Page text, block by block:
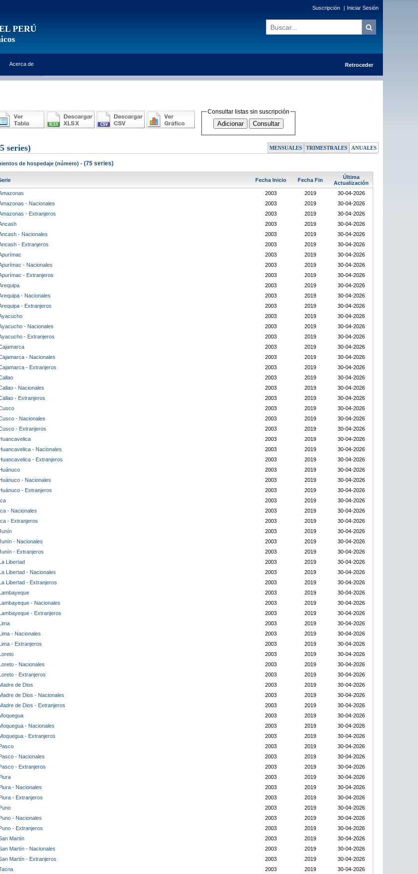
PERÚ
Suscripción | Iniciar Sesión
Acerca de Retroceder
Consultar listas sin suscripción
series) MENSUALES TRIMESTRALES ANUALES
de hospedaje (número) - (75 series)
Fecha Inicio Fecha Fin
Última
Actualización
2003 2019
30-04-2026
- Nacionales 2003 2019
30-04-2026
- Extranjeros 2003 2019
30-04-2026
2003 2019
30-04-2026
- Nacionales 2003 2019
30-04-2026
- Extranjeros 2003 2019
30-04-2026
2003 2019
30-04-2026
- Nacionales 2003 2019
30-04-2026
- Extranjeros 2003 2019
30-04-2026
2003 2019
30-04-2026
- Nacionales 2003 2019
30-04-2026
- Extranjeros 2003 2019
30-04-2026
2003 2019
30-04-2026
- Nacionales 2003 2019
30-04-2026
- Extranjeros 2003 2019
30-04-2026
2003 2019
30-04-2026
- Nacionales 2003 2019
30-04-2026
- Extranjeros 2003 2019
30-04-2026
2003 2019
30-04-2026
- Nacionales 2003 2019
30-04-2026
- Extranjeros 2003 2019
30-04-2026
2003 2019
30-04-2026
- Nacionales 2003 2019
30-04-2026
- Extranjeros 2003 2019
30-04-2026
2003 2019
30-04-2026
- Nacionales 2003 2019
30-04-2026
- Extranjeros 2003 2019
30-04-2026
2003 2019
30-04-2026
- Nacionales 2003 2019
30-04-2026
- Extranjeros 2003 2019
30-04-2026
2003 2019
30-04-2026
- Nacionales 2003 2019
30-04-2026
- Extranjeros 2003 2019
30-04-2026
2003 2019
30-04-2026
- Nacionales 2003 2019
30-04-2026
- Extranjeros 2003 2019
30-04-2026
Libertad 2003 2019
30-04-2026
Libertad - Nacionales 2003 2019
30-04-2026
Libertad - Extranjeros 2003 2019
30-04-2026
2003 2019
30-04-2026
- Nacionales 2003 2019
30-04-2026
- Extranjeros 2003 2019
30-04-2026
2003 2019
30-04-2026
- Nacionales 2003 2019
30-04-2026
- Extranjeros 2003 2019
30-04-2026
2003 2019
30-04-2026
- Nacionales 2003 2019
30-04-2026
- Extranjeros 2003 2019
30-04-2026
de Dios 2003 2019
30-04-2026
de Dios - Nacionales 2003 2019
30-04-2026
de Dios - Extranjeros 2003 2019
30-04-2026
2003 2019
30-04-2026
- Nacionales 2003 2019
30-04-2026
- Extranjeros 2003 2019
30-04-2026
2003 2019
30-04-2026
- Nacionales 2003 2019
30-04-2026
- Extranjeros 2003 2019
30-04-2026
2003 2019
30-04-2026
- Nacionales 2003 2019
30-04-2026
- Extranjeros 2003 2019
30-04-2026
2003 2019
30-04-2026
- Nacionales 2003 2019
30-04-2026
- Extranjeros 2003 2019
30-04-2026
Martín 2003 2019
30-04-2026
Martín - Nacionales 2003 2019
30-04-2026
Martín - Extranjeros 2003 2019
30-04-2026
2003 2019 30-04-2026